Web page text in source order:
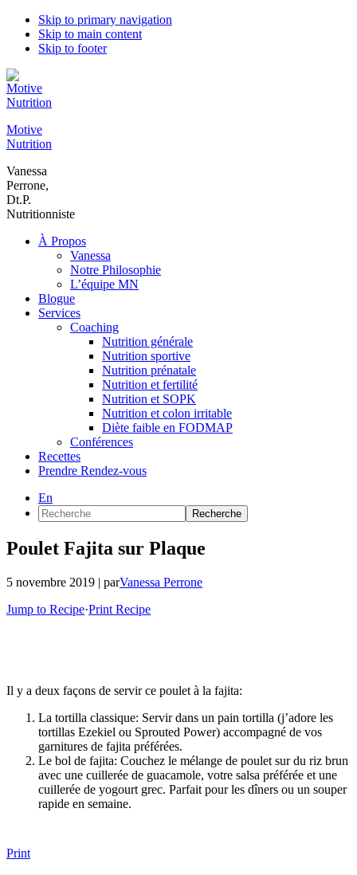
Skip to primary navigation
Skip to main content
Skip to footer
Motive
Nutrition
Vanessa
Perrone,
Dt.P.
Nutritionniste
À Propos
Vanessa
Notre Philosophie
L’équipe MN
Blogue
Services
Coaching
Nutrition générale
Nutrition sportive
Nutrition prénatale
Nutrition et fertilité
Nutrition et SOPK
Nutrition et colon irritable
Diète faible en FODMAP
Conférences
Recettes
Prendre Rendez-vous
En
Recherche
Poulet Fajita sur Plaque
5 novembre 2019 | parVanessa Perrone
Jump to Recipe·Print Recipe
Il y a deux façons de servir ce poulet à la fajita:
La tortilla classique: Servir dans un pain tortilla (j’adore les
tortillas Ezekiel ou Sprouted Power) accompagné de vos
garnitures de fajita préférées.
Le bol de fajita: Couchez le mélange de poulet sur du riz brun
avec une cuillerée de guacamole, votre salsa préférée et une
cuillerée de yogourt grec. Parfait pour les dîners ou un souper
rapide en semaine.
Print